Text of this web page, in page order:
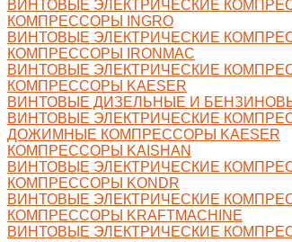
ВИНТОВЫЕ ЭЛЕКТРИЧЕСКИЕ
КОМПРЕССОРЫ INGRO
ВИНТОВЫЕ ЭЛЕКТРИЧЕСКИЕ
КОМПРЕССОРЫ IRONMAC
ВИНТОВЫЕ ЭЛЕКТРИЧЕСКИЕ
КОМПРЕССОРЫ KAESER
ВИНТОВЫЕ ДИЗЕЛЬНЫЕ И
ВИНТОВЫЕ ЭЛЕКТРИЧЕСКИЕ
ДОЖИМНЫЕ КОМПРЕССОРЫ KAESER
КОМПРЕССОРЫ KAISHAN
ВИНТОВЫЕ ЭЛЕКТРИЧЕСКИЕ
КОМПРЕССОРЫ KONDR
ВИНТОВЫЕ ЭЛЕКТРИЧЕСКИЕ
КОМПРЕССОРЫ KRAFTMACHINE
ВИНТОВЫЕ ЭЛЕКТРИЧЕСКИЕ